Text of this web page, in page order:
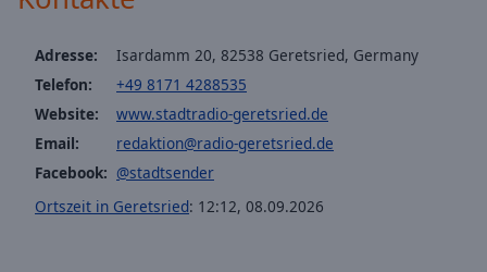
Background
Color
Opacity
Adresse:
Isardamm 20, 82538 Geretsried, Germany
Telefon:
+49 8171 4288535
Website:
www.stadtradio-geretsried.de
Email:
redaktion@radio-geretsried.de
Facebook: @stadtsender
Ortszeit in Geretsried: 12:12, 08.09.2026